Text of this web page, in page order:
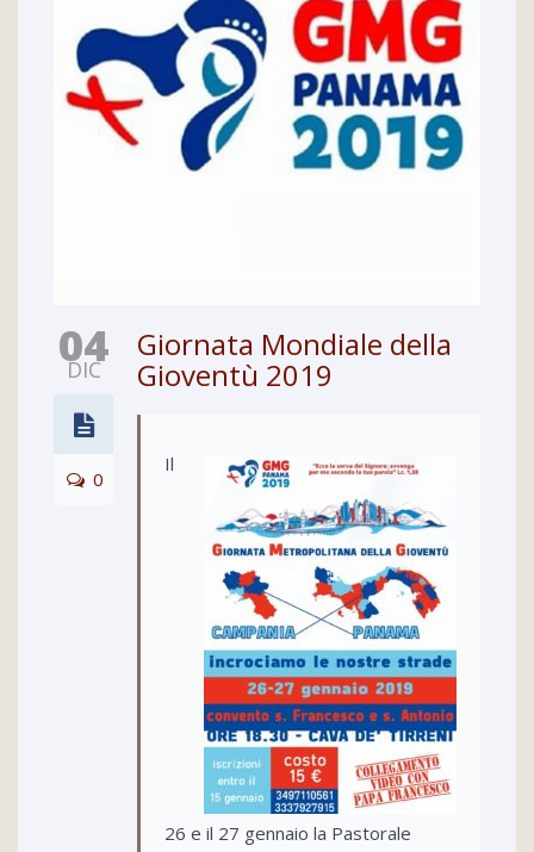
04
DIC
0
Giornata Mondiale della
Gioventù 2019
Il
26 e il 27 gennaio la Pastorale